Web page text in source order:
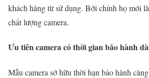
khách hàng từ sử dụng. Bởi chính họ mới
chất lượng camera.
Ưu tiên camera có thời gian bảo hành
Mẫu camera sở hữu thời hạn bảo hành